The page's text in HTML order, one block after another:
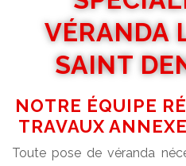
VÉRANDA
SAINT
NOTRE ÉQUIPE
TRAVAUX
Toute pose de véranda